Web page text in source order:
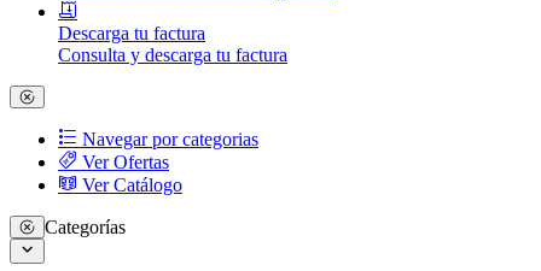
Descarga tu factura
Consulta y descarga tu factura
Navegar por categorias
Ver Ofertas
Ver Catálogo
Categorías